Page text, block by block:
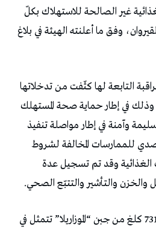
الغذائية غير الصالحة للاستهلاك بكلّ
وفق ما أعلنته الهيئة في بلاغ
التابعة لها كثّفت من تدخلاتها
وذلك في إطار حماية صحة المستهلك
وآمنة في إطار مواصلة تنفيذ
للممارسات المخالفة لشروط
الغذائية وقد تم تسجيل عدة
والخزن والتأشير والتتبّع الصحي.
ففي ولاية زغوان، تمّ حجز 731 كلغ من جبن “الموزاريلا” تتمثل في